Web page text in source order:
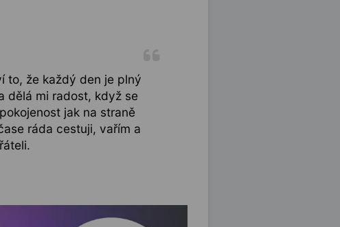
to, že každý den je plný
dělá mi radost, když se
jak na straně
ráda cestuji, vařím a